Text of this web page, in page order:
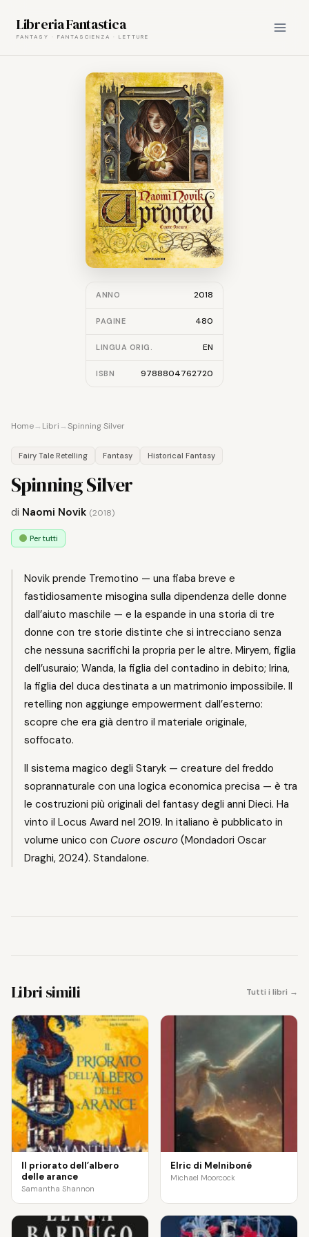
content
Libreria Fantastica
ANNO 2018
PAGINE 480
LINGUA ORIG. EN
ISBN 9788804762720
Home→ Libri→Spinning Silver
Fairy Tale Retelling Fantasy Historical Fantasy
Spinning Silver
di Naomi Novik (2018)
Per tutti
Novik prende Tremotino — una fiaba breve e
fastidiosamente misogina sulla dipendenza delle donne
dall’aiuto maschile — e la espande in una storia di tre
donne con tre storie distinte che si intrecciano senza
che nessuna sacrifichi la propria per le altre. Miryem, figlia
dell’usuraio; Wanda, la figlia del contadino in debito; Irina,
la figlia del duca destinata a un matrimonio impossibile. Il
retelling non aggiunge empowerment dall’esterno:
scopre che era già dentro il materiale originale,
soffocato.
Il sistema magico degli Staryk — creature del freddo
soprannaturale con una logica economica precisa — è tra
le costruzioni più originali del fantasy degli anni Dieci. Ha
vinto il Locus Award nel 2019. In italiano è pubblicato in
volume unico con Cuore oscuro (Mondadori Oscar
Draghi, 2024). Standalone.
Libri simili Tutti i libri →
Il priorato dell’albero
delle arance
Samantha Shannon
Elric di Melniboné
Michael Moorcock